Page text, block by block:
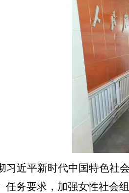
习近平新时代中国特色社
任务要求，加强女性社会